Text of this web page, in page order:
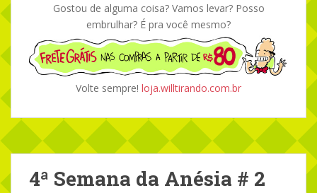
Gostou de alguma coisa? Vamos levar? Posso
embrulhar? É pra você mesmo?
Volte sempre! loja.willtirando.com.br
4ª Semana da Anésia # 2